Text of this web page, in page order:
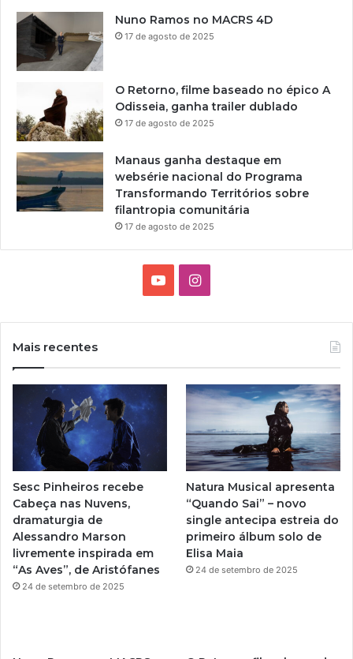
Nuno Ramos no MACRS 4D
17 de agosto de 2025
O Retorno, filme baseado no épico A
Odisseia, ganha trailer dublado
17 de agosto de 2025
Manaus ganha destaque em
websérie nacional do Programa
Transformando Territórios sobre
filantropia comunitária
17 de agosto de 2025
T
e
I
t
g
r
a
m
Mais recentes
Sesc Pinheiros recebe
Cabeça nas Nuvens,
dramaturgia de
Alessandro Marson
livremente inspirada em
“As Aves”, de Aristófanes
24 de setembro de 2025
Natura Musical apresenta
“Quando Sai” – novo
single antecipa estreia do
primeiro álbum solo de
Elisa Maia
24 de setembro de 2025